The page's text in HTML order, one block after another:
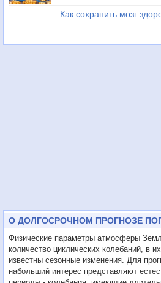
Как сохранить мозг
Физические параметры атмосферы
количество циклических колебаний, в
известны сезонные изменения. Для
набольший интерес представляют